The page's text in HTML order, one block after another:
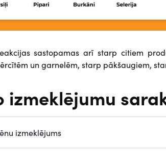
sastopamas arī starp citiem
un garnelēm, starp pākšaugiem,
izmeklējumu
izmeklējums